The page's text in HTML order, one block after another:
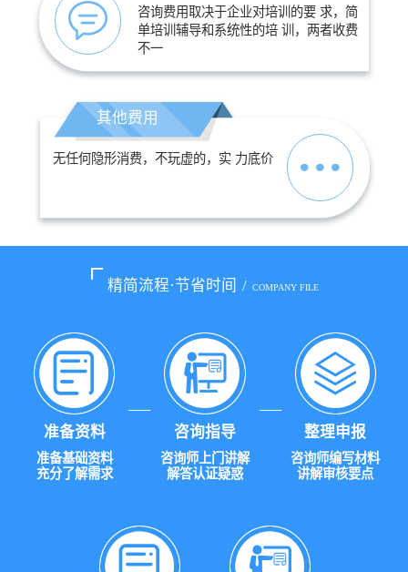
咨询费用取决于企业对培训的要 求，简
单培训辅导和系统性的培 训，两者收费
不一
其他费用
无任何隐形消费，不玩虚的，实 力底价
精简流程·节省时间 / COMPANY FILE
准备资料
准备基础资料
充分了解需求
咨询指导
咨询师上门讲解
解答认证疑惑
整理申报
咨询师编写材料
讲解审核要点